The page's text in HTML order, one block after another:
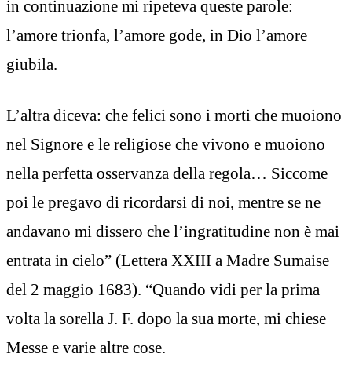
in continuazione mi ripeteva queste parole:
l’amore trionfa, l’amore gode, in Dio l’amore
giubila.
L’altra diceva: che felici sono i morti che muoiono
nel Signore e le religiose che vivono e muoiono
nella perfetta osservanza della regola… Siccome
poi le pregavo di ricordarsi di noi, mentre se ne
andavano mi dissero che l’ingratitudine non è mai
entrata in cielo” (Lettera XXIII a Madre Sumaise
del 2 maggio 1683). “Quando vidi per la prima
volta la sorella J. F. dopo la sua morte, mi chiese
Messe e varie altre cose.